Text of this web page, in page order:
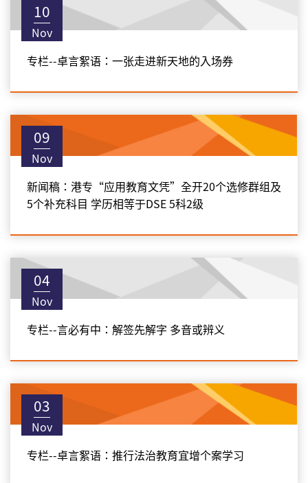
10
Nov
专栏--卓言絮语：一张走进新天地的入场券
09
Nov
新闻稿：港专“应用教育文凭”全开20个选修群组及
5个补充科目 学历相等于DSE 5科2级
04
Nov
专栏--言必有中：解签先解字 多音或辨义
03
Nov
专栏--卓言絮语：推行法治教育宜增个案学习